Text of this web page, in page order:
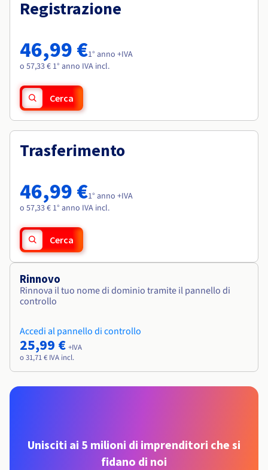
Tariffe
Roadmap & Changelog
Osservabilità
Roadmap & Changelog
Roadmap & Changelog
Roadmap & Changelog
Roadmap & Changelog
Registrazione
46,99 €1° anno +IVA
o 57,33 € 1° anno IVA incl.
Cerca
Trasferimento
46,99 €1° anno +IVA
o 57,33 € 1° anno IVA incl.
Cerca
Rinnovo
Rinnova il tuo nome di dominio tramite il pannello di
controllo
Accedi al pannello di controllo
25,99 € +IVA
o 31,71 € IVA incl.
Unisciti ai 5 milioni di imprenditori che si
fidano di noi